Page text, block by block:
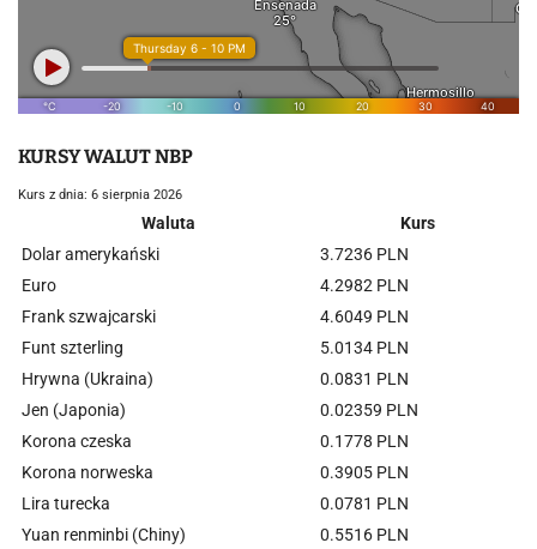
KURSY WALUT NBP
Kurs z dnia: 6 sierpnia 2026
Waluta
Kurs
Dolar amerykański
3.7236 PLN
Euro
4.2982 PLN
Frank szwajcarski
4.6049 PLN
Funt szterling
5.0134 PLN
Hrywna (Ukraina)
0.0831 PLN
Jen (Japonia)
0.02359 PLN
Korona czeska
0.1778 PLN
Korona norweska
0.3905 PLN
Lira turecka
0.0781 PLN
Yuan renminbi (Chiny)
0.5516 PLN